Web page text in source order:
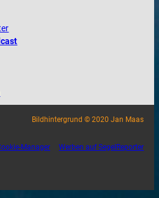
Bildhintergrund © 2020 Jan Maas
Manager Werben auf SegelReporter